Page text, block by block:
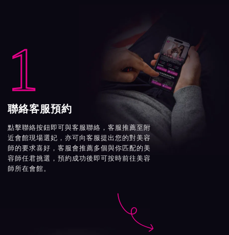
1
聯絡客服預約
點擊聯絡按鈕即可與客服聯絡，客服推薦至附
近會館現場選妃，亦可向客服提出您的對美容
師的要求喜好，客服會推薦多個與你匹配的美
容師任君挑選，預約成功後即可按時前往美容
師所在會館。
